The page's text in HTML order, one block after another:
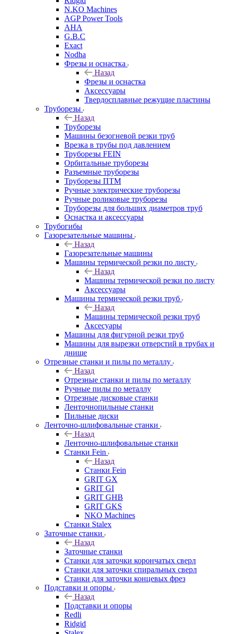
N.KO Machines
AGP Power Tools
AHA
G.B.C
Exact
Nodha
Фрезы и оснастка
Назад
Фрезы и оснастка
Аксессуары
Твердосплавные режущие пластины
Труборезы
Назад
Труборезы
Машины безогневой резки труб
Врезка в трубы под давлением
Труборезы FEIN
Орбитальные труборезы
Разъемные труборезы
Труборезы ПТМ
Ручные электрические труборезы
Ручные роликовые труборезы
Труборезы для больших диаметров труб
Оснастка и аксессуары
Трубогибы
Газорезательные машины
Назад
Газорезательные машины
Машины термической резки по листу
Назад
Машины термической резки по листу
Аксессуары
Машины термической резки труб
Назад
Машины термической резки труб
Аксесуары
Машины для фигурной резки труб
Машины для вырезки отверстий в трубах и
днище
Отрезные станки и пилы по металлу
Назад
Отрезные станки и пилы по металлу
Ручные пилы по металлу
Отрезные дисковые станки
Ленточнопильные станки
Пильные диски
Ленточно-шлифовальные станки
Назад
Ленточно-шлифовальные станки
Станки Fein
Назад
Станки Fein
GRIT GX
GRIT GI
GRIT GHB
GRIT GKS
NKO Machines
Станки Stalex
Заточные станки
Назад
Заточные станки
Станки для заточки корончатых сверл
Станки для заточки спиральных сверл
Станки для заточки концевых фрез
Подставки и опоры
Назад
Подставки и опоры
Redli
Ridgid